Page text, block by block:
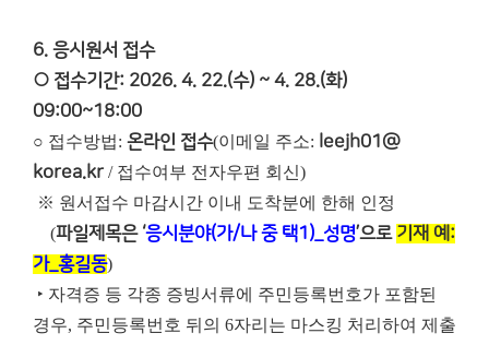
6. 응시원서 접수
○ 접수기간: 2026. 4. 22.(수) ~ 4. 28.(화)
09:00~18:00
○ 접수방법: 온라인 접수(이메일 주소: leejh01@
korea.kr / 접수여부 전자우편 회신)
※ 원서접수 마감시간 이내 도착분에 한해 인정
(파일제목은 ‘응시분야(가/나 중 택1)_성명’으로 기재 예:
가_홍길동)
‣ 자격증 등 각종 증빙서류에 주민등록번호가 포함된
경우, 주민등록번호 뒤의 6자리는 마스킹 처리하여 제출